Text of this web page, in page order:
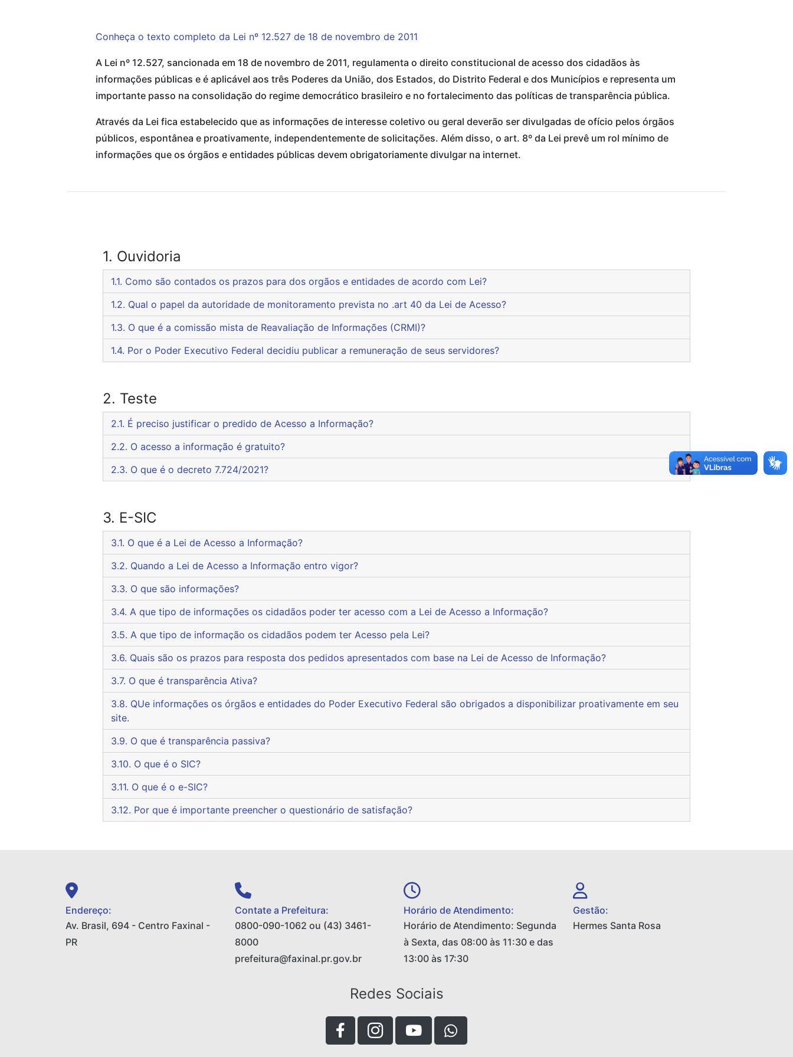
Conheça o texto completo da Lei nº 12.527 de 18 de novembro de 2011
A Lei nº 12.527, sancionada em 18 de novembro de 2011, regulamenta o direito constitucional de acesso dos cidadãos às
informações públicas e é aplicável aos três Poderes da União, dos Estados, do Distrito Federal e dos Municípios e representa um
importante passo na consolidação do regime democrático brasileiro e no fortalecimento das políticas de transparência pública.
Através da Lei fica estabelecido que as informações de interesse coletivo ou geral deverão ser divulgadas de ofício pelos órgãos
públicos, espontânea e proativamente, independentemente de solicitações. Além disso, o art. 8º da Lei prevê um rol mínimo de
informações que os órgãos e entidades públicas devem obrigatoriamente divulgar na internet.
1. Ouvidoria
1.1. Como são contados os prazos para dos orgãos e entidades de acordo com Lei?
1.2. Qual o papel da autoridade de monitoramento prevista no .art 40 da Lei de Acesso?
1.3. O que é a comissão mista de Reavaliação de Informações (CRMI)?
1.4. Por o Poder Executivo Federal decidiu publicar a remuneração de seus servidores?
2. Teste
2.1. É preciso justificar o predido de Acesso a Informação?
2.2. O acesso a informação é gratuito?
2.3. O que é o decreto 7.724/2021?
3. E-SIC
3.1. O que é a Lei de Acesso a Informação?
3.2. Quando a Lei de Acesso a Informação entro vigor?
3.3. O que são informações?
3.4. A que tipo de informações os cidadãos poder ter acesso com a Lei de Acesso a Informação?
3.5. A que tipo de informação os cidadãos podem ter Acesso pela Lei?
3.6. Quais são os prazos para resposta dos pedidos apresentados com base na Lei de Acesso de Informação?
3.7. O que é transparência Ativa?
3.8. QUe informações os órgãos e entidades do Poder Executivo Federal são obrigados a disponibilizar proativamente em seu
site.
3.9. O que é transparência passiva?
3.10. O que é o SIC?
3.11. O que é o e-SIC?
3.12. Por que é importante preencher o questionário de satisfação?
Endereço:
Av. Brasil, 694 - Centro Faxinal -
PR
Contate a Prefeitura:
0800-090-1062 ou (43) 3461-
8000
prefeitura@faxinal.pr.gov.br
Horário de Atendimento:
Horário de Atendimento: Segunda
à Sexta, das 08:00 às 11:30 e das
13:00 às 17:30
Gestão:
Hermes Santa Rosa
Redes Sociais